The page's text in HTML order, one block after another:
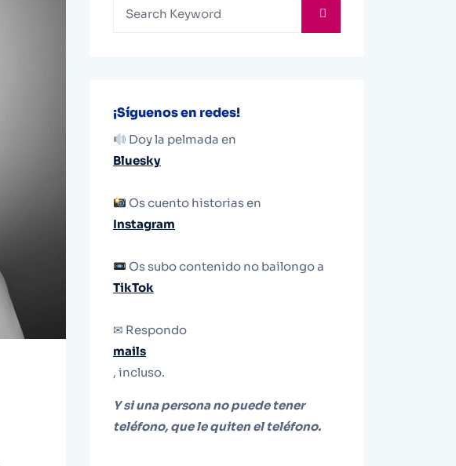
¡Síguenos en redes!
Doy la pelmada en
Bluesky
Os cuento historias en
Instagram
Os subo contenido no bailongo a
TikTok
✉ Respondo
mails
, incluso.
Y si una persona no puede tener
teléfono, que le quiten el teléfono.